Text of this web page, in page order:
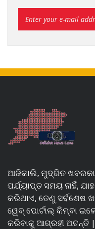
ଆଜିକାଲି, ମୁଦ୍ରିତ
ପର୍ଯ୍ୟାପ୍ତ ସମୟ ନାହିଁ,
କରିଥାଏ, ତେଣୁ ସର୍ବଶେଷ
ୱେବ୍ ପୋର୍ଟାଲ୍ କିମ୍ବା
କରିବାକୁ ଆଗ୍ରହୀ ଅଟନ୍ତି |